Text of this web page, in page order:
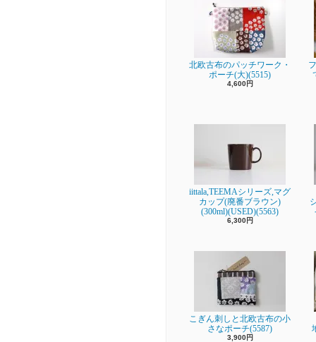
北欧古布のパッチワーク・
ポーチ(大)(5515)
4,600円
iittala,TEEMAシリーズ,マグ
カップ(廃番ブラウン)
(300ml)(USED)(5563)
6,300円
こぎん刺しと北欧古布の小
さなポーチ(5587)
3,900円